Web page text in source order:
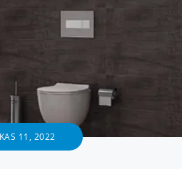
11, 2022